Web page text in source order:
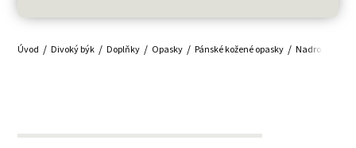
Úvod Divoký býk Doplňky Opasky Pánské kožené opasky Nadrozměrné